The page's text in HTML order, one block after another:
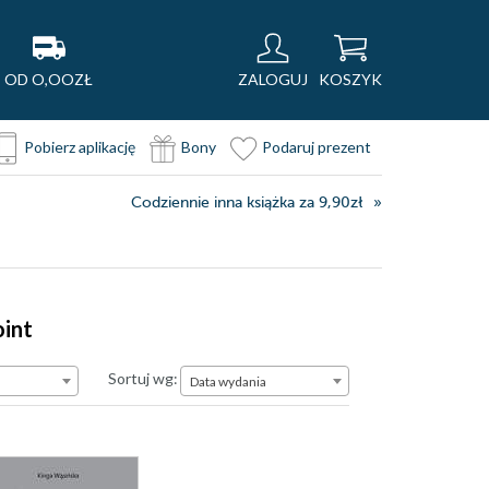
OD O,OOZŁ ZALOGUJ KOSZYK
Pobierz aplikację Bony Podaruj prezent
Codziennie inna książka za 9,90zł
Sortuj wg:Data wydania
Data wydania